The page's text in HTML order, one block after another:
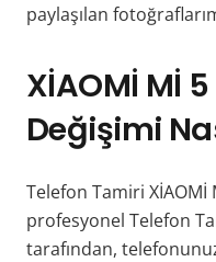
paylaşılan
XİAOMİ Mİ
Değişimi
Telefon Tamiri
profesyonel Telefon
tarafından,